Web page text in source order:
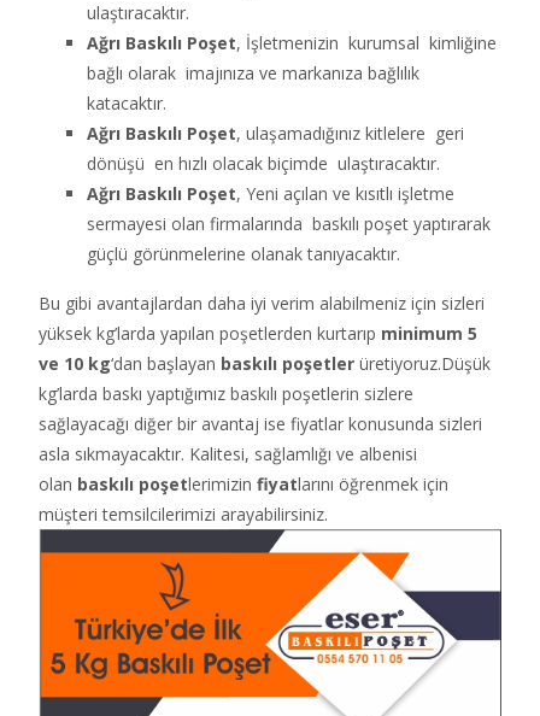
ulaştıracaktır.
Ağrı Baskılı Poşet, İşletmenizin kurumsal kimliğine
bağlı olarak imajınıza ve markanıza bağlılık
katacaktır.
Ağrı Baskılı Poşet, ulaşamadığınız kitlelere geri
dönüşü en hızlı olacak biçimde ulaştıracaktır.
Ağrı Baskılı Poşet, Yeni açılan ve kısıtlı işletme
sermayesi olan firmalarında baskılı poşet yaptırarak
güçlü görünmelerine olanak tanıyacaktır.
Bu gibi avantajlardan daha iyi verim alabilmeniz için sizleri
yüksek kg’larda yapılan poşetlerden kurtarıp minimum 5
ve 10 kg‘dan başlayan baskılı poşetler üretiyoruz.Düşük
kg’larda baskı yaptığımız baskılı poşetlerin sizlere
sağlayacağı diğer bir avantaj ise fiyatlar konusunda sizleri
asla sıkmayacaktır. Kalitesi, sağlamlığı ve albenisi
olan baskılı poşetlerimizin fiyatlarını öğrenmek için
müşteri temsilcilerimizi arayabilirsiniz.